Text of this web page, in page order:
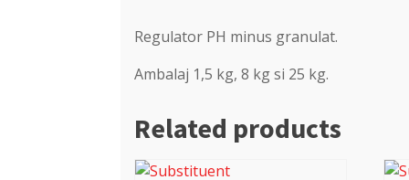
Regulator PH minus granulat.
Ambalaj 1,5 kg, 8 kg si 25 kg.
Related products